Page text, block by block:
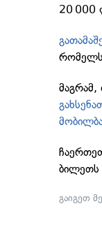
20 000
ბილეთს
გაიგეთ